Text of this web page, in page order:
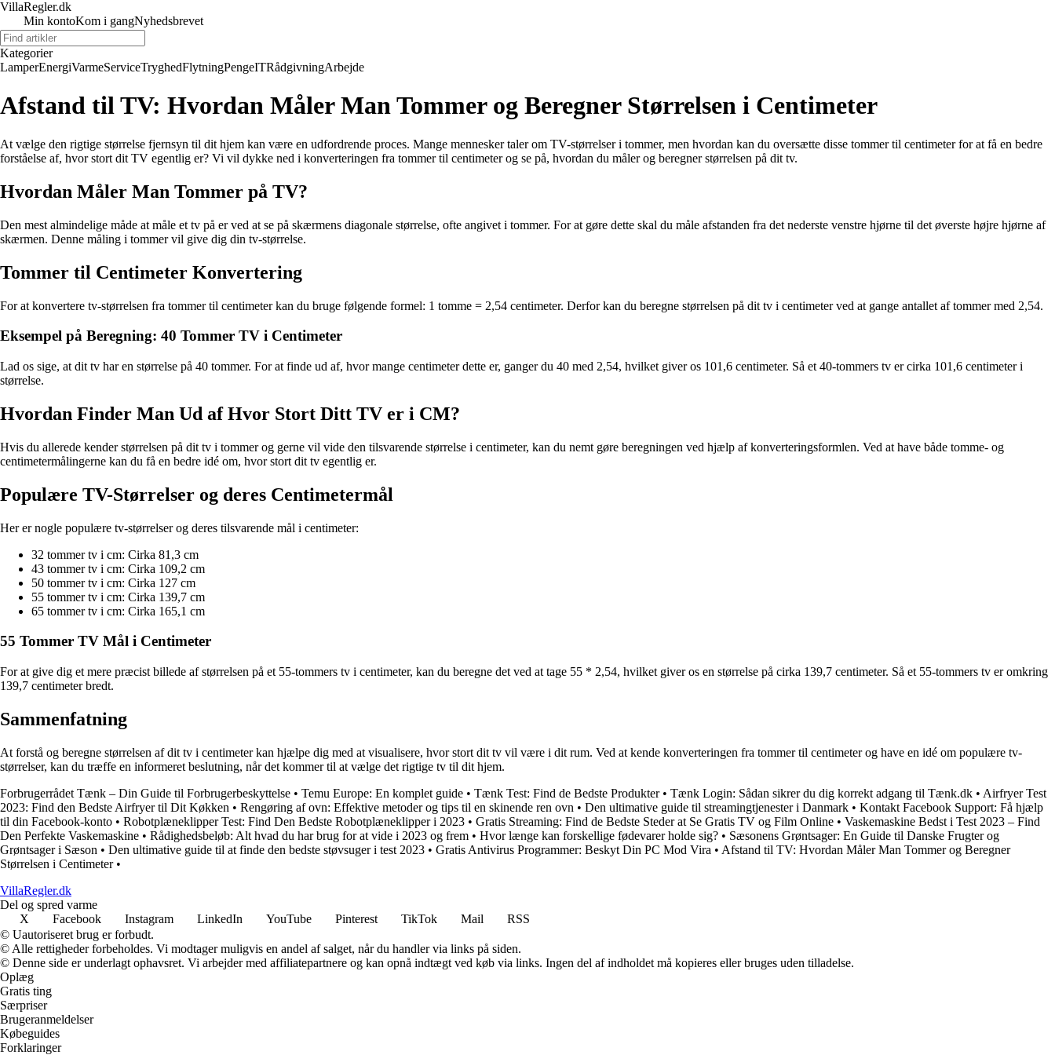
VillaRegler.dk
Min kontoKom i gangNyhedsbrevet
Kategorier
LamperEnergiVarmeServiceTryghedFlytningPengeITRådgivningArbejde
Afstand til TV: Hvordan Måler Man Tommer og Beregner Størrelsen i Centimeter
At vælge den rigtige størrelse fjernsyn til dit hjem kan være en udfordrende proces. Mange mennesker taler om TV-størrelser i tommer, men hvordan kan du oversætte disse tommer til centimeter for at få en bedre
forståelse af, hvor stort dit TV egentlig er? Vi vil dykke ned i konverteringen fra tommer til centimeter og se på, hvordan du måler og beregner størrelsen på dit tv.
Hvordan Måler Man Tommer på TV?
Den mest almindelige måde at måle et tv på er ved at se på skærmens diagonale størrelse, ofte angivet i tommer. For at gøre dette skal du måle afstanden fra det nederste venstre hjørne til det øverste højre hjørne af
skærmen. Denne måling i tommer vil give dig din tv-størrelse.
Tommer til Centimeter Konvertering
For at konvertere tv-størrelsen fra tommer til centimeter kan du bruge følgende formel: 1 tomme = 2,54 centimeter. Derfor kan du beregne størrelsen på dit tv i centimeter ved at gange antallet af tommer med 2,54.
Eksempel på Beregning: 40 Tommer TV i Centimeter
Lad os sige, at dit tv har en størrelse på 40 tommer. For at finde ud af, hvor mange centimeter dette er, ganger du 40 med 2,54, hvilket giver os 101,6 centimeter. Så et 40-tommers tv er cirka 101,6 centimeter i
størrelse.
Hvordan Finder Man Ud af Hvor Stort Ditt TV er i CM?
Hvis du allerede kender størrelsen på dit tv i tommer og gerne vil vide den tilsvarende størrelse i centimeter, kan du nemt gøre beregningen ved hjælp af konverteringsformlen. Ved at have både tomme- og
centimetermålingerne kan du få en bedre idé om, hvor stort dit tv egentlig er.
Populære TV-Størrelser og deres Centimetermål
Her er nogle populære tv-størrelser og deres tilsvarende mål i centimeter:
32 tommer tv i cm: Cirka 81,3 cm
43 tommer tv i cm: Cirka 109,2 cm
50 tommer tv i cm: Cirka 127 cm
55 tommer tv i cm: Cirka 139,7 cm
65 tommer tv i cm: Cirka 165,1 cm
55 Tommer TV Mål i Centimeter
For at give dig et mere præcist billede af størrelsen på et 55-tommers tv i centimeter, kan du beregne det ved at tage 55 * 2,54, hvilket giver os en størrelse på cirka 139,7 centimeter. Så et 55-tommers tv er omkring
139,7 centimeter bredt.
Sammenfatning
At forstå og beregne størrelsen af dit tv i centimeter kan hjælpe dig med at visualisere, hvor stort dit tv vil være i dit rum. Ved at kende konverteringen fra tommer til centimeter og have en idé om populære tv-
størrelser, kan du træffe en informeret beslutning, når det kommer til at vælge det rigtige tv til dit hjem.
Forbrugerrådet Tænk – Din Guide til Forbrugerbeskyttelse • Temu Europe: En komplet guide • Tænk Test: Find de Bedste Produkter• Tænk Login: Sådan sikrer du dig korrekt adgang til Tænk.dk • Airfryer Test
2023: Find den Bedste Airfryer til Dit Køkken • Rengøring af ovn: Effektive metoder og tips til en skinende ren ovn • Den ultimative guide til streamingtjenester i Danmark • Kontakt Facebook Support: Få hjælp
til din Facebook-konto • Robotplæneklipper Test: Find Den Bedste Robotplæneklipper i 2023 • Gratis Streaming: Find de Bedste Steder at Se Gratis TV og Film Online • Vaskemaskine Bedst i Test 2023 – Find
Den Perfekte Vaskemaskine • Rådighedsbeløb: Alt hvad du har brug for at vide i 2023 og frem • Hvor længe kan forskellige fødevarer holde sig? • Sæsonens Grøntsager: En Guide til Danske Frugter og
Grøntsager i Sæson • Den ultimative guide til at finde den bedste støvsuger i test 2023 • Gratis Antivirus Programmer: Beskyt Din PC Mod Vira • Afstand til TV: Hvordan Måler Man Tommer og Beregner
Størrelsen i Centimeter•
VillaRegler.dk
Del og spred varme
X
Facebook Instagram LinkedIn YouTube Pinterest TikTok Mail
RSS
© Uautoriseret brug er forbudt.
© Alle rettigheder forbeholdes. Vi modtager muligvis en andel af salget, når du handler via links på siden.
© Denne side er underlagt ophavsret. Vi arbejder med affiliatepartnere og kan opnå indtægt ved køb via links. Ingen del af indholdet må kopieres eller bruges uden tilladelse.
Oplæg
Gratis ting
Særpriser
Brugeranmeldelser
Købeguides
Forklaringer